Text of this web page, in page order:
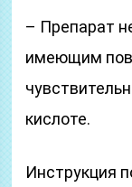
– Препарат
имеющим
кислоте.
Инструкция